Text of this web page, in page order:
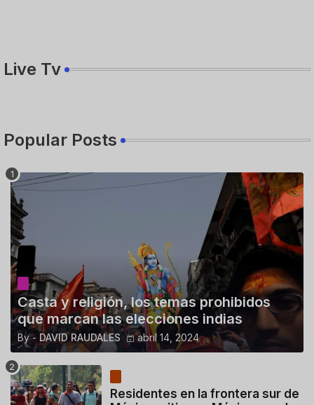
Live Tv
Popular Posts
Casta y religión, los temas prohibidos
que marcan las elecciones indias
By - DAVID RAUDALES abril 14, 2024
Residentes en la frontera sur de